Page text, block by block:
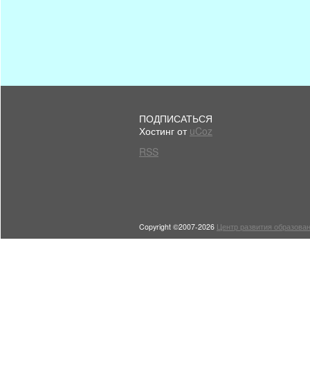
ПОДПИСАТЬСЯ
Хостинг от uCoz
RSS
Copyright ©2007-2026 Центр развития